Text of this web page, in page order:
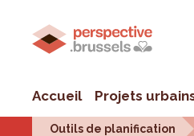
Accueil Projets
Outils de planification